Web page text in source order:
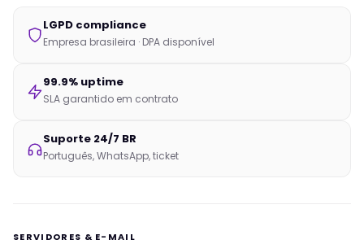
LGPD compliance
Empresa brasileira · DPA disponível
99.9% uptime
SLA garantido em contrato
Suporte 24/7 BR
Português, WhatsApp, ticket
SERVIDORES & E-MAIL